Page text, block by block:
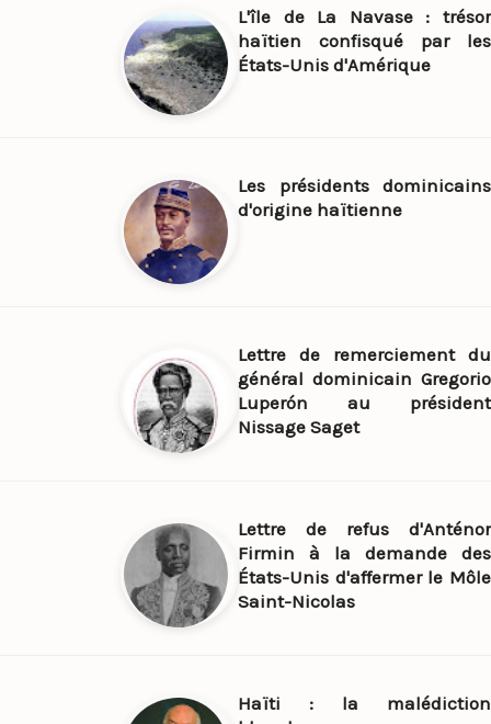
L'île de La Navase : trésor
haïtien confisqué par les
États-Unis d'Amérique
Les présidents dominicains
d'origine haïtienne
Lettre de remerciement du
général dominicain Gregorio
Luperón au président
Nissage Saget
Lettre de refus d'Anténor
Firmin à la demande des
États-Unis d'affermer le Môle
Saint-Nicolas
Haïti : la malédiction